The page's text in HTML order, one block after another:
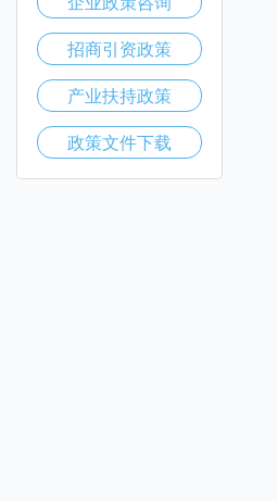
招商引资政策
产业扶持政策
政策文件下载